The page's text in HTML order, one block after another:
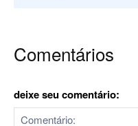
Comentários
deixe seu comentário: